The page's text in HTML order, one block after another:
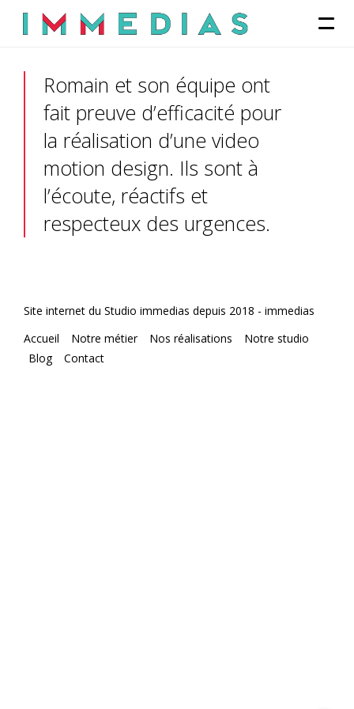
Romain et son équipe ont
fait preuve d’efficacité pour
la réalisation d’une video
motion design. Ils sont à
l’écoute, réactifs et
respecteux des urgences.
Site internet du Studio immedias depuis 2018 - immedias
Accueil
Notre métier Nos réalisations
Notre studio
Blog
Contact